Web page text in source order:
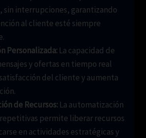
sin interrupciones, garantizando
al cliente esté siempre
Personalizada: La capacidad de
y ofertas en tiempo real
del cliente y aumenta
de Recursos: La automatización
permite liberar recursos
en actividades estratégicas y